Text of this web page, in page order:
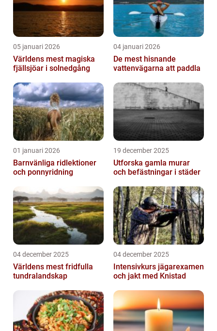
05 januari 2026
Världens mest magiska
fjällsjöar i solnedgång
04 januari 2026
De mest hisnande
vattenvägarna att paddla
01 januari 2026
Barnvänliga ridlektioner
och ponnyridning
19 december 2025
Utforska gamla murar
och befästningar i städer
04 december 2025
Världens mest fridfulla
tundralandskap
04 december 2025
Intensivkurs jägarexamen
och jakt med Knistad